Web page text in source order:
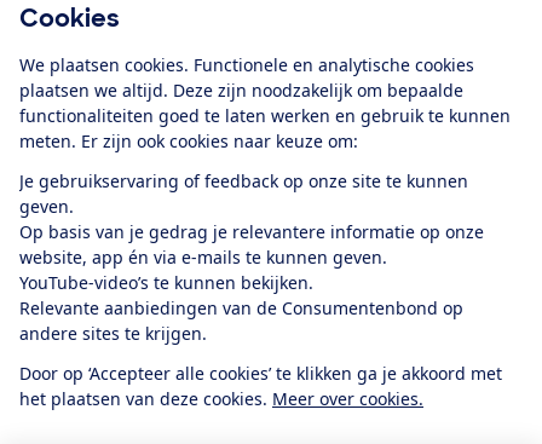
Cookies
We plaatsen cookies. Functionele en analytische cookies
plaatsen we altijd. Deze zijn noodzakelijk om bepaalde
functionaliteiten goed te laten werken en gebruik te kunnen
meten. Er zijn ook cookies naar keuze om:
Je gebruikservaring of feedback op onze site te kunnen
geven.
Op basis van je gedrag je relevantere informatie op onze
website, app én via e-mails te kunnen geven.
YouTube-video’s te kunnen bekijken.
Relevante aanbiedingen van de Consumentenbond op
andere sites te krijgen.
Door op ‘Accepteer alle cookies’ te klikken ga je akkoord met
het plaatsen van deze cookies. Meer over cookies.
Alles over de
app
Algemene Voorwaarden
Privacyverklaring
Cookiebeleid
Privacyvoorkeuren
Toegankelijkheid
RSS-feed nieuws
Facebook
TwitterInstagram
YoutubeLinkedIn
12.901consumentenbeoordelen de Consumentenbondmet gemiddeld